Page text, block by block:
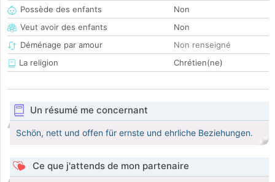
Possède des enfants
Non
Veut avoir des enfants
Non
Déménage par amour
Non renseigné
La religion
Chrétien(ne)
Un résumé me concernant
Schön, nett und offen für ernste und ehrliche Beziehungen.
Ce que j'attends de mon partenaire